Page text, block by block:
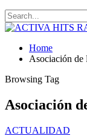
Home
Asociación de
Browsing Tag
Asociación
ACTUALIDAD